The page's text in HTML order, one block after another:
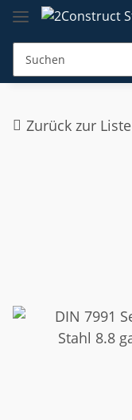
Zurück zur Liste